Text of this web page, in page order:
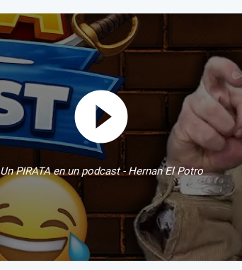
play_circle_filled
Un PIRATA en un podcast - Hernan El Potro